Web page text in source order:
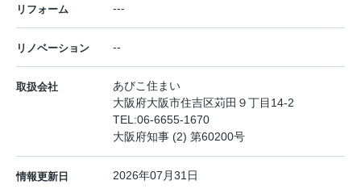
リフォーム ---
リノベーション --
取扱会社
あびこ住まい
大阪府大阪市住吉区苅田９丁目14-2
TEL:06-6655-1670
大阪府知事 (2) 第60200号
情報更新日 2026年07月31日